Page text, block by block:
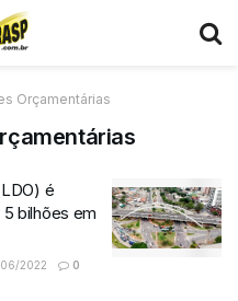
Orçamentárias
é
bilhões em
2022 0